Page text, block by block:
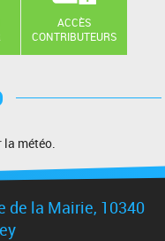
ACCÈS
CONTRIBUTEURS
la météo.
de la Mairie, 10340